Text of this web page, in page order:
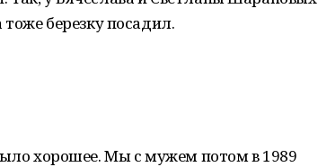
березку посадил.
хорошее. Мы с мужем потом в 1989